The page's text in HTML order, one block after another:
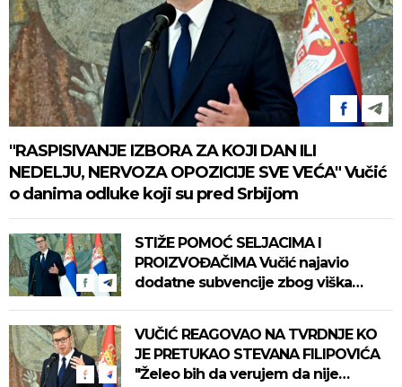
"RASPISIVANJE IZBORA ZA KOJI DAN ILI
NEDELJU, NERVOZA OPOZICIJE SVE VEĆA" Vučić
o danima odluke koji su pred Srbijom
STIŽE POMOĆ SELJACIMA I
PROIZVOĐAČIMA Vučić najavio
dodatne subvencije zbog viška
VUČIĆ REAGOVAO NA TVRDNJE KO
JE PRETUKAO STEVANA FILIPOVIĆA
"Želeo bih da verujem da nije